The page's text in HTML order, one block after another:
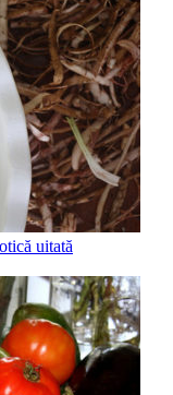
uitată